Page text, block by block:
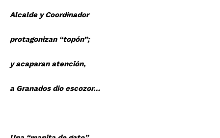
Alcalde y Coordinador
protagonizan “topón”;
y acaparan atención,
a Granados dio escozor…